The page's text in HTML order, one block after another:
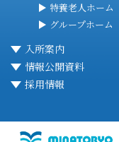
特養老人ホーム
グループホーム
入所案内
情報公開資料
採用情報